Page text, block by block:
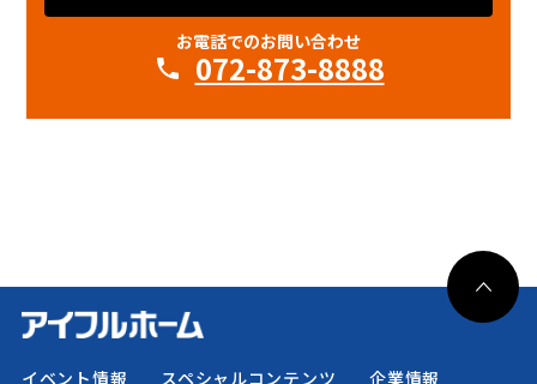
お電話でのお問い合わせ
072-873-8888
イベント情報 スペシャルコンテンツ 企業情報